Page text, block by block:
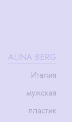
ALINA BERG
Италия
мужская
пластик